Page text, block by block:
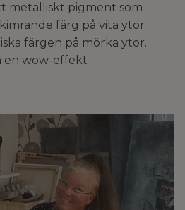
metalliskt pigment som
färg på vita ytor
färgen på mörka ytor.
en wow-effekt